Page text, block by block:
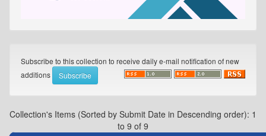
Subscribe to this collection to receive daily e-mail notification of new
additions
Collection's Items (Sorted by Submit Date in Descending order): 1
to 9 of 9